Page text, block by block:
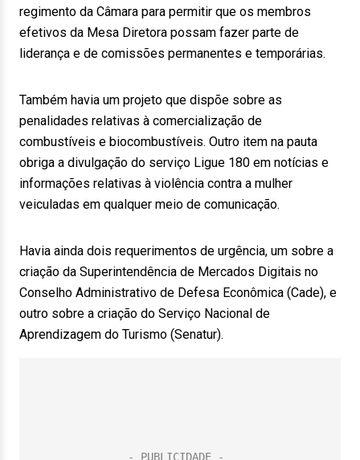
regimento da Câmara para permitir que os membros
efetivos da Mesa Diretora possam fazer parte de
liderança e de comissões permanentes e temporárias.
Também havia um projeto que dispõe sobre as
penalidades relativas à comercialização de
combustíveis e biocombustíveis. Outro item na pauta
obriga a divulgação do serviço Ligue 180 em notícias e
informações relativas à violência contra a mulher
veiculadas em qualquer meio de comunicação.
Havia ainda dois requerimentos de urgência, um sobre a
criação da Superintendência de Mercados Digitais no
Conselho Administrativo de Defesa Econômica (Cade), e
outro sobre a criação do Serviço Nacional de
Aprendizagem do Turismo (Senatur).